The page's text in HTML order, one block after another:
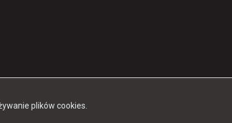
2026 Muzeum Powstania Warszawskiego
plików cookies.